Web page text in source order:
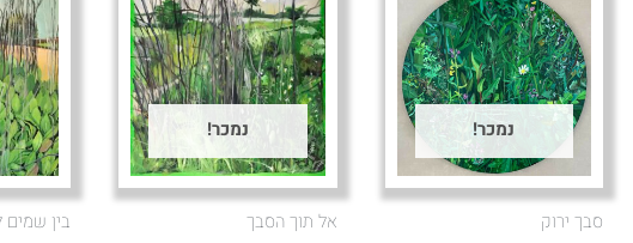
נמכר!
סבך ירוק
נמכר!
אל תוך הסבך
בין שמים